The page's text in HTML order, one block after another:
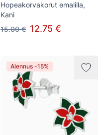
Hopeakorvakorut emalilla,
Kani
15.00 € 12.75 €
Alennus -15%